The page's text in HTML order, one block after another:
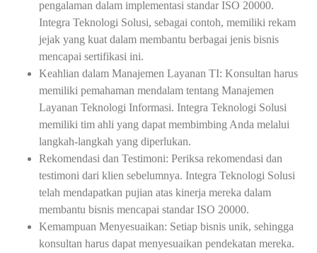
pengalaman dalam implementasi standar ISO 20000.
Integra Teknologi Solusi, sebagai contoh, memiliki rekam
jejak yang kuat dalam membantu berbagai jenis bisnis
mencapai sertifikasi ini.
Keahlian dalam Manajemen Layanan TI: Konsultan harus
memiliki pemahaman mendalam tentang Manajemen
Layanan Teknologi Informasi. Integra Teknologi Solusi
memiliki tim ahli yang dapat membimbing Anda melalui
langkah-langkah yang diperlukan.
Rekomendasi dan Testimoni: Periksa rekomendasi dan
testimoni dari klien sebelumnya. Integra Teknologi Solusi
telah mendapatkan pujian atas kinerja mereka dalam
membantu bisnis mencapai standar ISO 20000.
Kemampuan Menyesuaikan: Setiap bisnis unik, sehingga
konsultan harus dapat menyesuaikan pendekatan mereka.